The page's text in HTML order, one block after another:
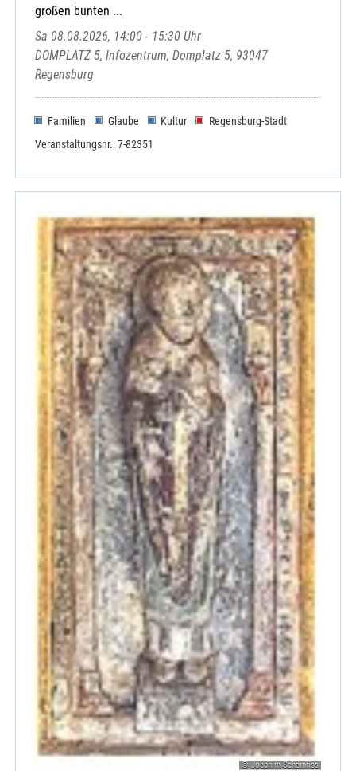
großen bunten ...
Sa 08.08.2026, 14:00 - 15:30 Uhr
DOMPLATZ 5, Infozentrum, Domplatz 5, 93047
Regensburg
Familien Glaube Kultur
Regensburg-Stadt
Veranstaltungsnr.: 7-82351
© Joachim Schamriss